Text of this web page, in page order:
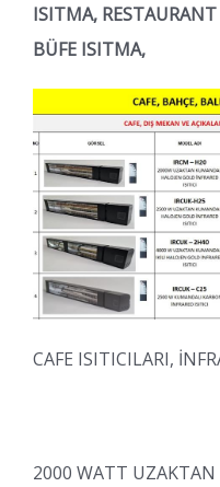
ISITMA,
BÜFE ISITMA,
CAFE ISITICILARI,
2000 WATT